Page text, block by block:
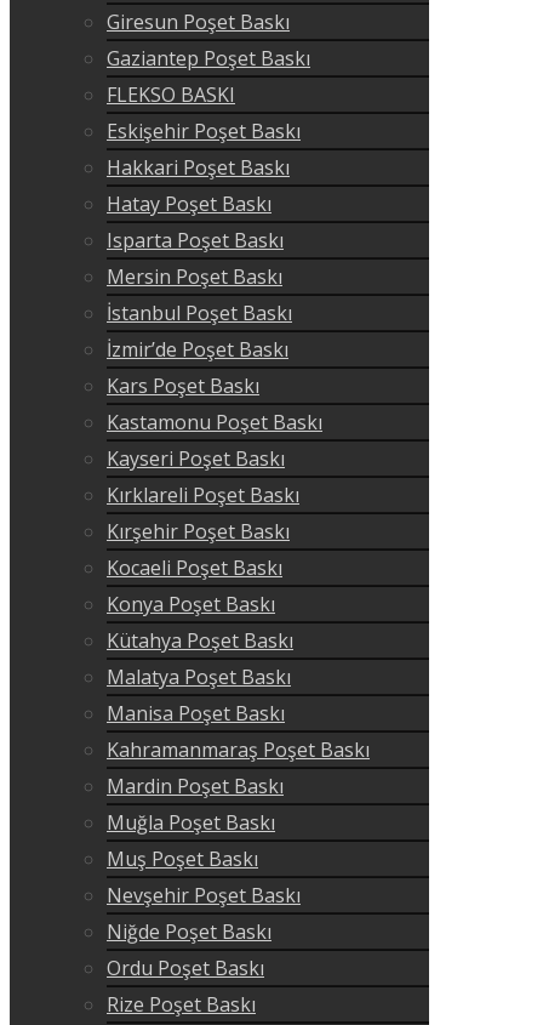
Giresun Poşet Baskı
Gaziantep Poşet Baskı
FLEKSO BASKI
Eskişehir Poşet Baskı
Hakkari Poşet Baskı
Hatay Poşet Baskı
Isparta Poşet Baskı
Mersin Poşet Baskı
İstanbul Poşet Baskı
İzmir’de Poşet Baskı
Kars Poşet Baskı
Kastamonu Poşet Baskı
Kayseri Poşet Baskı
Kırklareli Poşet Baskı
Kırşehir Poşet Baskı
Kocaeli Poşet Baskı
Konya Poşet Baskı
Kütahya Poşet Baskı
Malatya Poşet Baskı
Manisa Poşet Baskı
Kahramanmaraş Poşet Baskı
Mardin Poşet Baskı
Muğla Poşet Baskı
Muş Poşet Baskı
Nevşehir Poşet Baskı
Niğde Poşet Baskı
Ordu Poşet Baskı
Rize Poşet Baskı